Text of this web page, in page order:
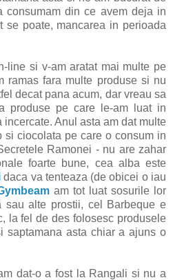
consumam din ce avem deja in
se poate, mancarea in perioada
line si v-am aratat mai multe pe
ramas fara multe produse si nu
decat pana acum, dar vreau sa
produse pe care le-am luat in
incercate. Anul asta am dat multe
si ciocolata pe care o consum in
Ramonei - nu are zahar
foarte bune, cea alba este
daca va tenteaza (de obicei o iau
am tot luat sosurile lor
sau alte prostii, cel Barbeque e
la fel de des folosesc produsele
saptamana asta chiar a ajuns o
dat-o a fost la Rangali si nu a